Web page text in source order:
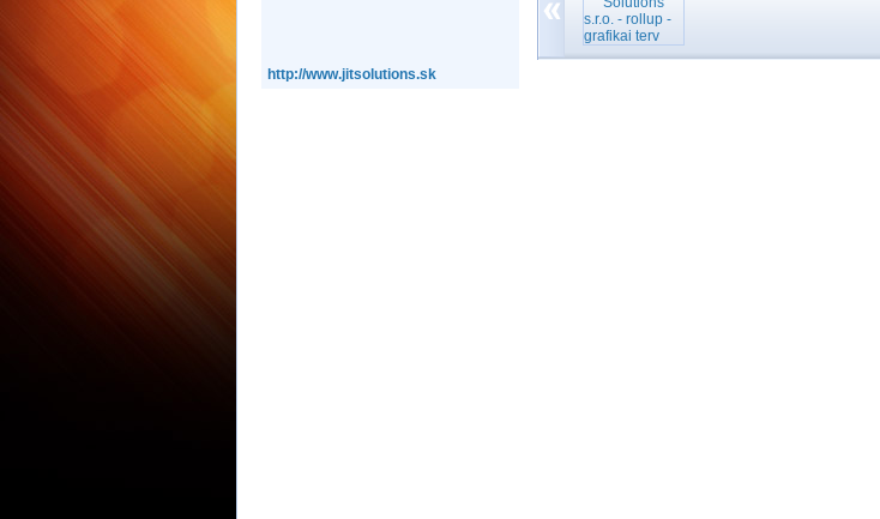
http://www.jitsolutions.sk